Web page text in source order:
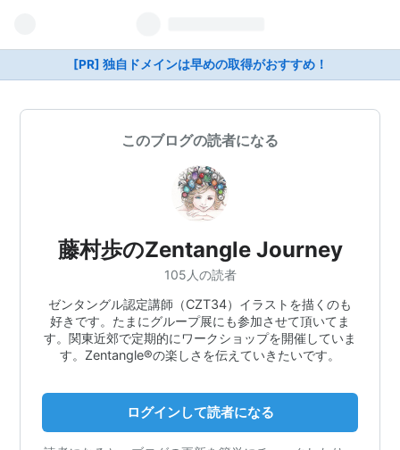
[PR] 独自ドメインは早めの取得がおすすめ！
このブログの読者になる
藤村歩のZentangle Journey
105人の読者
ゼンタングル認定講師（CZT34）イラストを描くのも
好きです。たまにグループ展にも参加させて頂いてま
す。関東近郊で定期的にワークショップを開催していま
す。Zentangle®︎の楽しさを伝えていきたいです。
ログインして読者になる